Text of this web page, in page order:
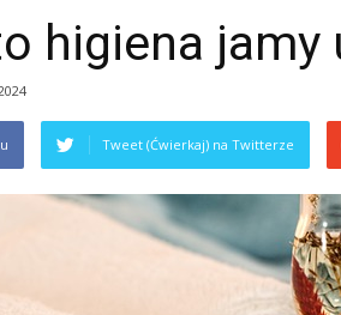
higiena jamy
Tweet (Ćwierkaj) na Twitterze